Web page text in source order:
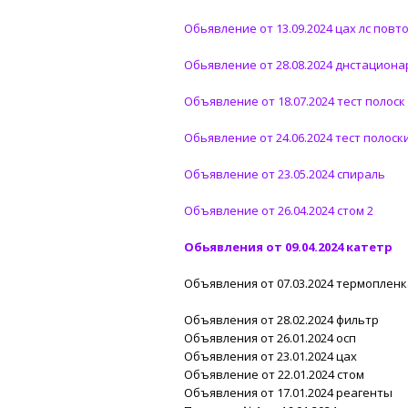
Обьявление от 13.09.2024 цах лс
Обьявление от 28.08.2024
Объявление от 18.07.2024 тест полоск
Обьявление от 24.06.2024 тест
Объявление от 23.05.2024 спираль
Объявление от 26.04.2024 стом 2
Обьявления от 09.04.2024 катетр
Объявления от 07.03.2024
Объявления от 28.02.2024 фильтр
Объявления от 26.01.2024 осп
Объявления от 23.01.2024 цах
Объявление от 22.01.2024 стом
Объявления от 17.01.2024 реагенты